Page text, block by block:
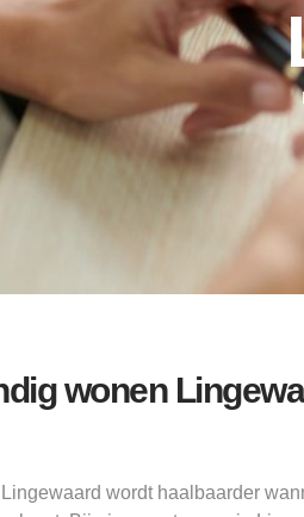
wonen
wordt haalbaarder